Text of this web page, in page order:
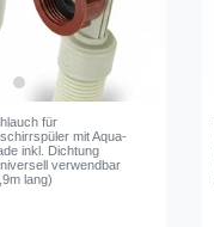
für
mit Aqua-
inkl. Dichtung
verwendbar
lang)